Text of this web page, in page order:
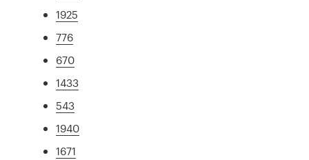
1925
776
670
1433
543
1940
1671